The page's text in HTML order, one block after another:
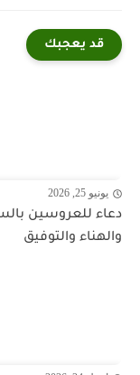
قد يعجبك
يونيو 25, 2026
دعاء للعروسين
والهناء والتوفيق